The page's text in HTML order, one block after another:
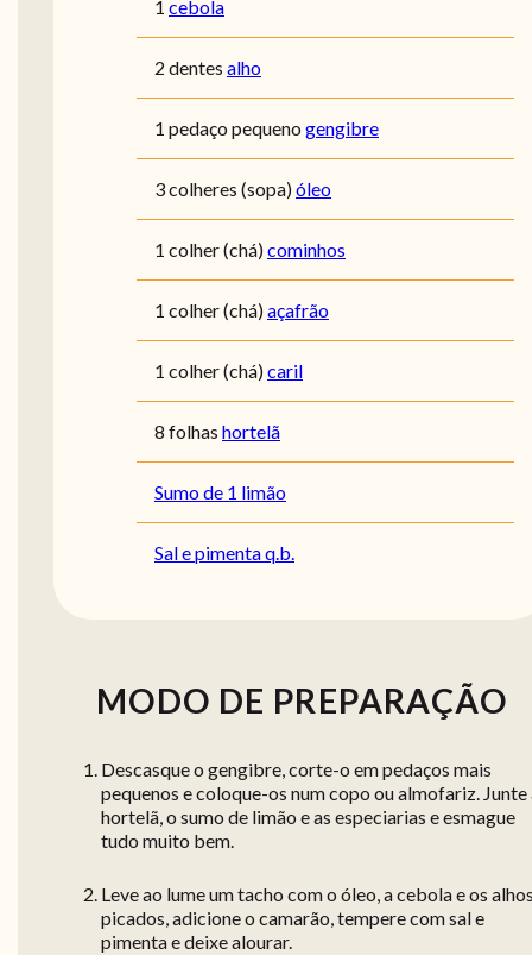
1 cebola
2 dentes alho
1 pedaço pequeno gengibre
3 colheres (sopa)óleo
1 colher (chá)cominhos
1 colher (chá)açafrão
1 colher (chá)caril
8 folhas hortelã
Sumo de 1 limão
Sal e pimenta q.b.
MODO DE PREPARAÇÃO
Descasque o gengibre, corte-o em pedaços mais
pequenos e coloque-os num copo ou almofariz. Junte
hortelã, o sumo de limão e as especiarias e esmague
tudo muito bem.
Leve ao lume um tacho com o óleo, a cebola e os
picados, adicione o camarão, tempere com sal e
pimenta e deixe alourar.